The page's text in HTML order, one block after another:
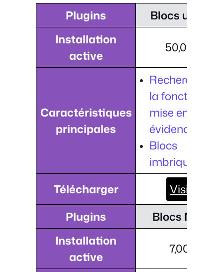
Plugins
Blocs ultimes
Installation
active
50,000+
Caractéristiques
principales
Recherche
la fonction de
mise en
évidence.
Blocs
imbriqués.
Télécharger
Visiter
Plugins
Blocs Nexter
Installation
active
7,000+